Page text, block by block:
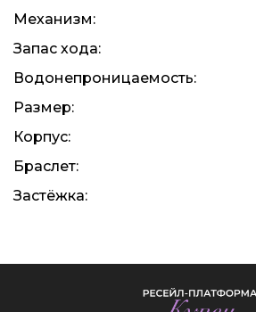
Механизм:
Запас хода:
Водонепроницаемость:
Размер:
Корпус:
Браслет:
Застёжка: